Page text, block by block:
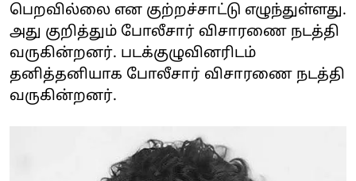
பெறவில்லை என குற்றச்சாட்டு எழுந்துள்ளது.
அது குறித்தும் போலீசார் விசாரணை நடத்தி
வருகின்றனர். படக்குழுவினரிடம்
தனித்தனியாக போலீசார் விசாரணை நடத்தி
வருகின்றனர்.